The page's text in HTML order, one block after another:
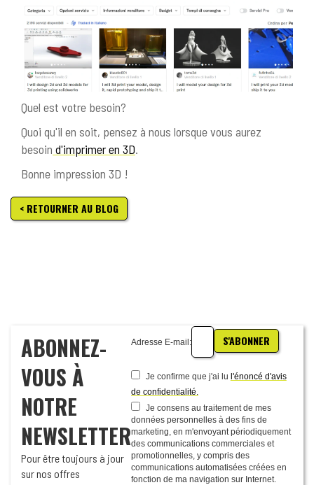
Quel est votre besoin?
Quoi qu'il en soit, pensez à nous lorsque vous aurez
besoin d'imprimer en 3D.
Bonne impression 3D !
< RETOURNER AU BLOG
ABONNEZ-
VOUS À
NOTRE
NEWSLETTER
Pour être toujours à jour
sur nos offres
Adresse E-mail: S'ABONNER
Je confirme que j'ai lu l'énoncé d'avis
de confidentialité.
Je consens au traitement de mes
données personnelles à des fins de
marketing, en m'envoyant périodiquement
des communications commerciales et
promotionnelles, y compris des
communications automatisées créées en
fonction de ma navigation sur Internet.